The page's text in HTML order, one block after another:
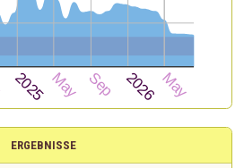
ERGEBNISSE